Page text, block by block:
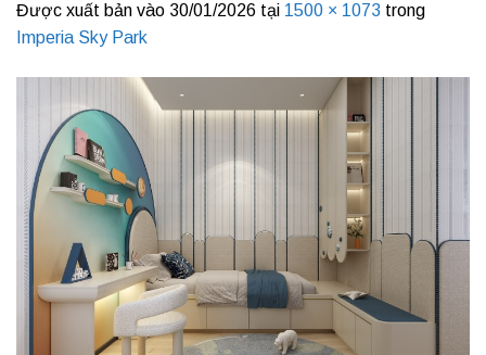
Được xuất bản vào 30/01/2026 tại 1500 × 1073 trong
Imperia Sky Park